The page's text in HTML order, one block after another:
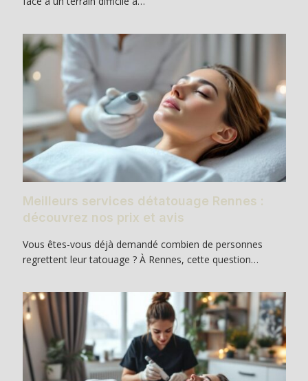
Meilleurs services détatouage Rennes :
découvrez nos prix et avis
Vous êtes-vous déjà demandé combien de personnes
regrettent leur tatouage ? À Rennes, cette question…